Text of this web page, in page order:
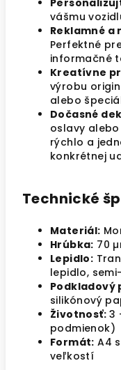
vášmu
Reklamné
Perfektné
informačné
Kreatívne
výrobu
alebo
Dočasné
oslavy
rýchlo a
konkrétnej
Technické
Materiál:
Hrúbka: 70
Lepidlo:
lepidlo,
Podkladový
silikónový
Životnosť: 3
podmienok)
Formát: A4
veľkostí